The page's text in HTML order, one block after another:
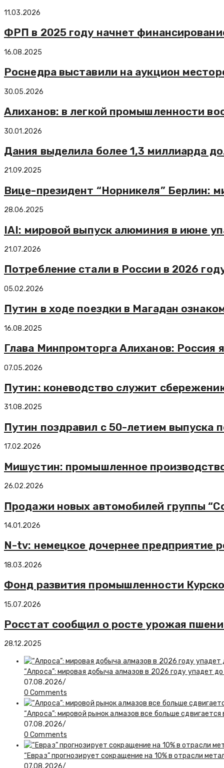
11.03.2026
ФРП в 2025 году начнет
16.08.2025
Роснедра выставили на аукцион
30.05.2026
Алиханов: в легкой промышленности
30.01.2026
Дания выделила более 1,3 миллиарда
21.09.2025
Вице-президент “Норникеля” Берлин:
28.06.2025
IAI: мировой выпуск алюминия в июне
21.07.2026
Потребление стали в России в 2026
05.02.2026
Путин в ходе поездки в Магадан
16.08.2025
Глава Минпромторга Алиханов:
07.05.2026
Путин: коневодство служит
31.08.2025
Путин поздравил с 50-летием выпуска
17.02.2026
Мишустин: промышленное
26.02.2026
Продажи новых автомобилей группы
14.01.2026
N-tv: немецкое дочернее предприятие
18.03.2026
Фонд развития промышленности
15.07.2026
Росстат сообщил о росте урожая
28.12.2025
“Алроса”: мировая добыча алмазов в 2026 году упадет
07.08.2026/
0 Comments
“Алроса”: мировой рынок алмазов все больше
07.08.2026/
0 Comments
“Евраз” прогнозирует сокращение на 10% в отрасли